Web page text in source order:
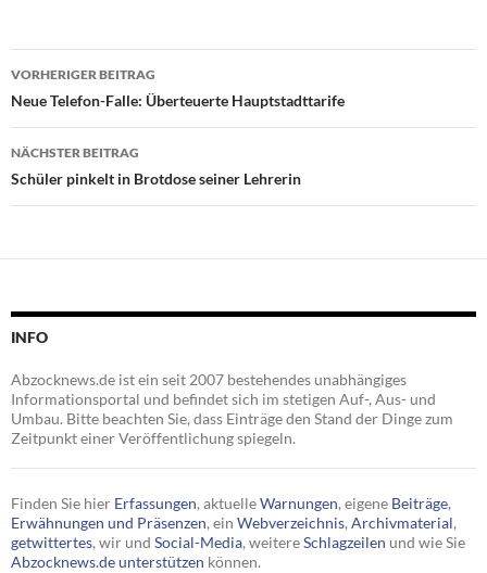
Beitragsnavigation
VORHERIGER BEITRAG
Neue Telefon-Falle: Überteuerte Hauptstadttarife
NÄCHSTER BEITRAG
Schüler pinkelt in Brotdose seiner Lehrerin
INFO
Abzocknews.de ist ein seit 2007 bestehendes unabhängiges
Informationsportal und befindet sich im stetigen Auf-, Aus- und
Umbau. Bitte beachten Sie, dass Einträge den Stand der Dinge zum
Zeitpunkt einer Veröffentlichung spiegeln.
Finden Sie hier Erfassungen, aktuelleWarnungen, eigene Beiträge,
Erwähnungen und Präsenzen, ein Webverzeichnis, Archivmaterial,
getwittertes, wir und Social-Media, weitereSchlagzeilen und wie Sie
Abzocknews.de unterstützen können.